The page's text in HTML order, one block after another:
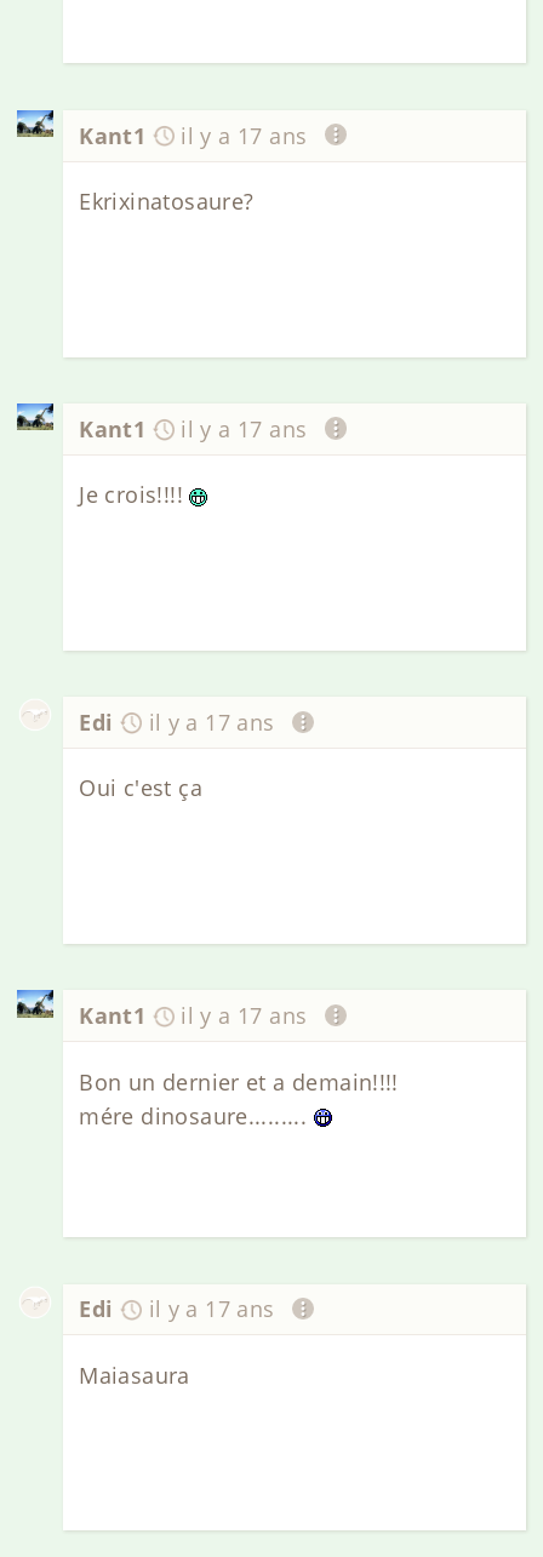
Kant1 il y a 17 ans
Ekrixinatosaure?
Kant1 il y a 17 ans
Je crois!!!!
Edi il y a 17 ans
Oui c'est ça
Kant1 il y a 17 ans
Bon un dernier et a demain!!!!
mére dinosaure.........
Edi il y a 17 ans
Maiasaura